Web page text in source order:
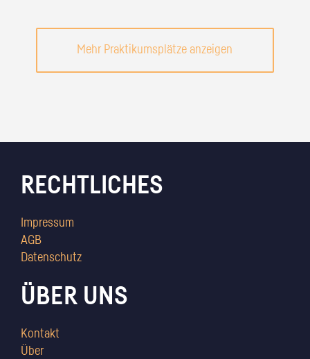
Mehr Praktikumsplätze anzeigen
RECHTLICHES
Impressum
AGB
Datenschutz
ÜBER UNS
Kontakt
Über